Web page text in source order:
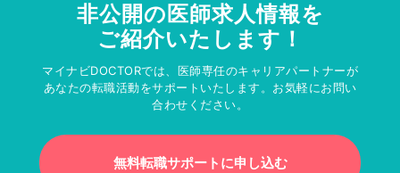
非公開の医師求人情報を
ご紹介いたします！
マイナビDOCTORでは、医師専任のキャリアパートナーが
あなたの転職活動をサポートいたします。お気軽にお問い
合わせください。
無料転職サポートに申し込む